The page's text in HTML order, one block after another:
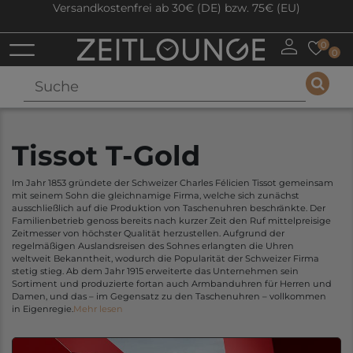
Versandkostenfrei ab 30€ (DE) bzw. 75€ (EU)
0
0
Tissot T-Gold
Im Jahr 1853 gründete der Schweizer Charles Félicien Tissot gemeinsam
mit seinem Sohn die gleichnamige Firma, welche sich zunächst
ausschließlich auf die Produktion von Taschenuhren beschränkte. Der
Familienbetrieb genoss bereits nach kurzer Zeit den Ruf mittelpreisige
Zeitmesser von höchster Qualität herzustellen. Aufgrund der
regelmäßigen Auslandsreisen des Sohnes erlangten die Uhren
weltweit Bekanntheit, wodurch die Popularität der Schweizer Firma
stetig stieg. Ab dem Jahr 1915 erweiterte das Unternehmen sein
Sortiment und produzierte fortan auch Armbanduhren für Herren und
Damen, und das – im Gegensatz zu den Taschenuhren – vollkommen
in Eigenregie.Mehr lesen